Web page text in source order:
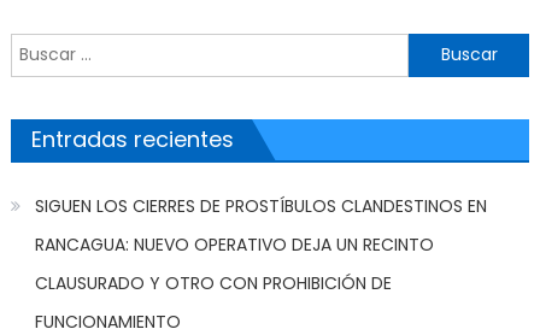
Buscar por:
Entradas recientes
SIGUEN LOS CIERRES DE PROSTÍBULOS CLANDESTINOS EN
RANCAGUA: NUEVO OPERATIVO DEJA UN RECINTO
CLAUSURADO Y OTRO CON PROHIBICIÓN DE
FUNCIONAMIENTO